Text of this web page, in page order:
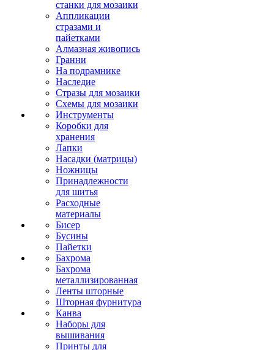
станки для мозаики
Аппликации
стразами и
пайетками
Алмазная живопись
Гранни
На подрамнике
Наследие
Стразы для мозаики
Схемы для мозаики
Инструменты
Коробки для
хранения
Лапки
Насадки (матрицы)
Ножницы
Принадлежности
для шитья
Расходные
материалы
Бисер
Бусины
Пайетки
Бахрома
Бахрома
металлизированная
Ленты шторные
Шторная фурнитура
Канва
Наборы для
вышивания
Принты для